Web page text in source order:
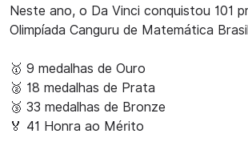
Neste ano, o Da Vinci conquistou 101
Olimpíada Canguru de Matemática
🥇 9 medalhas de Ouro
🥈 18 medalhas de Prata
🥉 33 medalhas de Bronze
🏅 41 Honra ao Mérito